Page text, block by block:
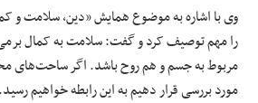
وی با اشاره به موضوع همایش «دین، سلامت و
را مهم توصیف کرد و گفت: سلامت به کمال
مربوط به جسم و هم روح باشد. اگر ساحت‌های
مورد بررسی قرار دهیم به این رابطه خواهیم رسید.